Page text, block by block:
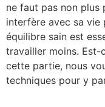
ne faut pas non plus
interfère avec sa vie
équilibre sain est
travailler moins. Est-
cette partie, nous
techniques pour y